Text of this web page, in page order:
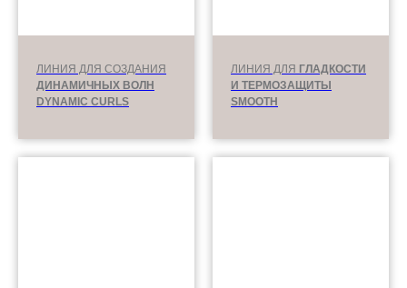
ЛИНИЯ ДЛЯ СОЗДАНИЯ
ДИНАМИЧНЫХ ВОЛН
DYNAMIC CURLS
ЛИНИЯ ДЛЯ ГЛАДКОСТИ
И ТЕРМОЗАЩИТЫ
SMOOTH